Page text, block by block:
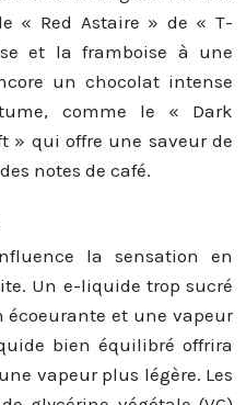
« Red Astaire » de « T-
et la framboise à une
un chocolat intense
comme le « Dark
» qui offre une saveur de
notes de café.
la sensation en
Un e-liquide trop sucré
et une vapeur
bien équilibré offrira
vapeur plus légère. Les